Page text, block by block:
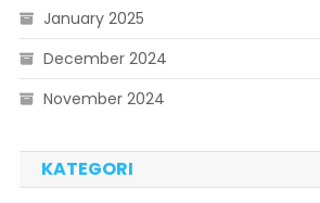
January 2025
December 2024
November 2024
KATEGORI